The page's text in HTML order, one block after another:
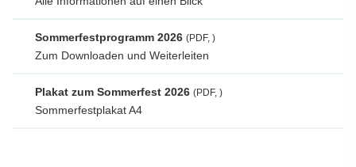
Sommerfestprogramm 2026 (PDF, )
Zum Downloaden und Weiterleiten
Plakat zum Sommerfest 2026 (PDF, )
Sommerfestplakat A4